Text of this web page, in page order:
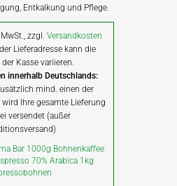
Entkalkung und Pflege.
zzgl.Versandkosten
Lieferadresse kann die
Kasse variieren.
innerhalb Deutschlands:
mind. einen der
Ihre gesamte Lieferung
versendet (außer
Bar 1000g Bohnenkaffee
70% Arabica 1kg